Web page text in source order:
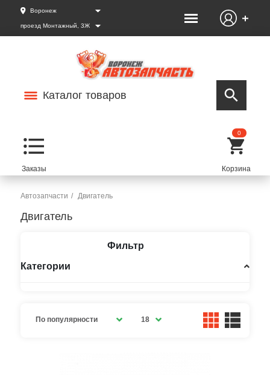
Воронеж
проезд Монтажный, 3Ж
Каталог товаров
0
Автозапчасти Двигатель
Двигатель
Фильтр
Категории
По популярности 18